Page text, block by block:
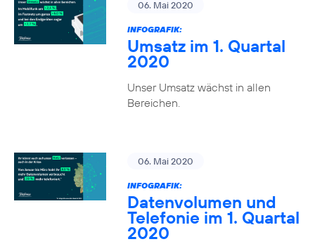
06. Mai 2020
INFOGRAFIK:
Umsatz im 1. Quartal
2020
Unser Umsatz wächst in allen
Bereichen.
06. Mai 2020
INFOGRAFIK:
Datenvolumen und
Telefonie im 1. Quartal
2020